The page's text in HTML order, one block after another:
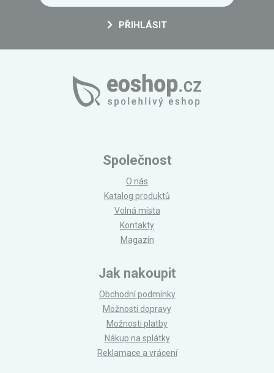
PŘIHLÁSIT
Společnost
O nás
Katalog produktů
Volná místa
Kontakty
Magazín
Jak nakoupit
Obchodní podmínky
Možnosti dopravy
Možnosti platby
Nákup na splátky
Reklamace a vrácení